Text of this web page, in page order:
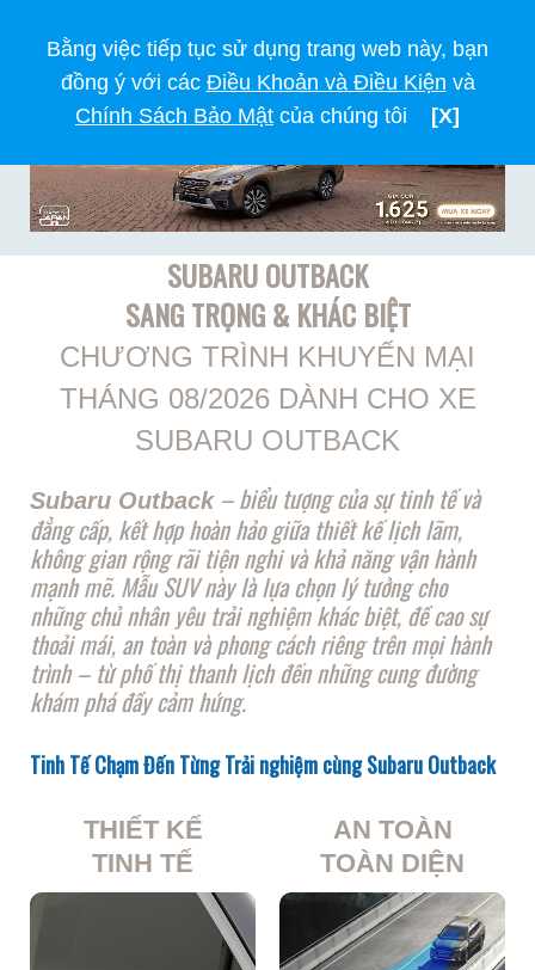
Bằng việc tiếp tục sử dụng trang web này, bạn
đồng ý với các Điều Khoản và Điều Kiện và
Chính Sách Bảo Mật của chúng tôi [X]
SUBARU OUTBACK
SANG TRỌNG & KHÁC BIỆT
CHƯƠNG TRÌNH KHUYẾN MẠI
THÁNG 08/2026 DÀNH CHO XE
SUBARU OUTBACK
Subaru Outback– biểu tượng của sự tinh tế và
đẳng cấp, kết hợp hoàn hảo giữa thiết kế lịch lãm,
không gian rộng rãi tiện nghi và khả năng vận hành
mạnh mẽ. Mẫu SUV này là lựa chọn lý tưởng cho
những chủ nhân yêu trải nghiệm khác biệt, đề cao sự
thoải mái, an toàn và phong cách riêng trên mọi hành
trình – từ phố thị thanh lịch đến những cung đường
khám phá đầy cảm hứng.
Tinh Tế Chạm Đến Từng Trải nghiệm cùng Subaru Outback
THIẾT KẾ
TINH TẾ
AN TOÀN
TOÀN DIỆN